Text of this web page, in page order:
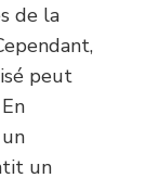
de la
peut
un